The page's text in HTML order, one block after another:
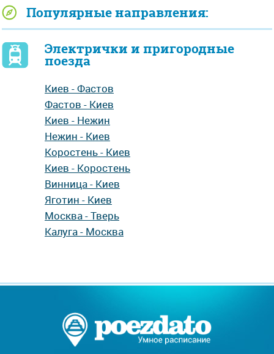
Популярные направления:
Электрички и пригородные
поезда
Киев - Фастов
Фастов - Киев
Киев - Нежин
Нежин - Киев
Коростень - Киев
Киев - Коростень
Винница - Киев
Яготин - Киев
Москва - Тверь
Калуга - Москва